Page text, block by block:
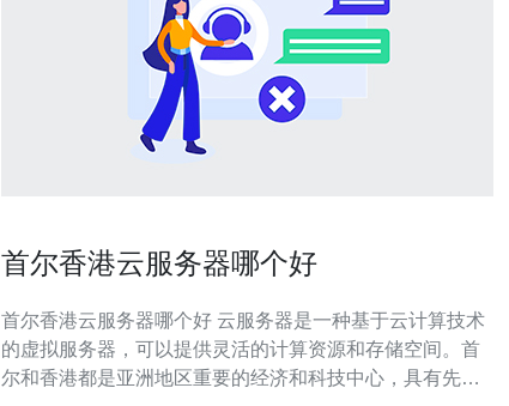
首尔香港云服务器哪个好
首尔香港云服务器哪个好 云服务器是一种基于云计算技术
的虚拟服务器，可以提供灵活的计算资源和存储空间。首
尔和香港都是亚洲地区重要的经济和科技中心，具有先进